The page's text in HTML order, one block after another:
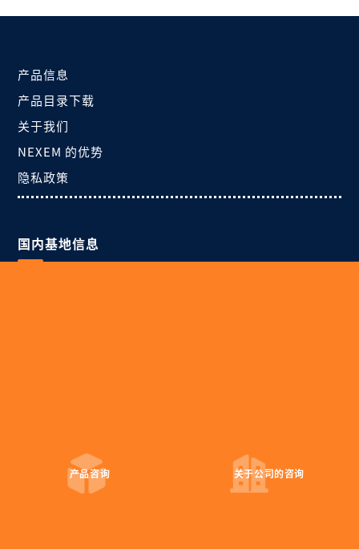
产品咨询 关于公司的咨询
产品信息
产品目录下载
关于我们
NEXEM 的优势
隐私政策
国内基地信息
fax:+81-3-6268-9849